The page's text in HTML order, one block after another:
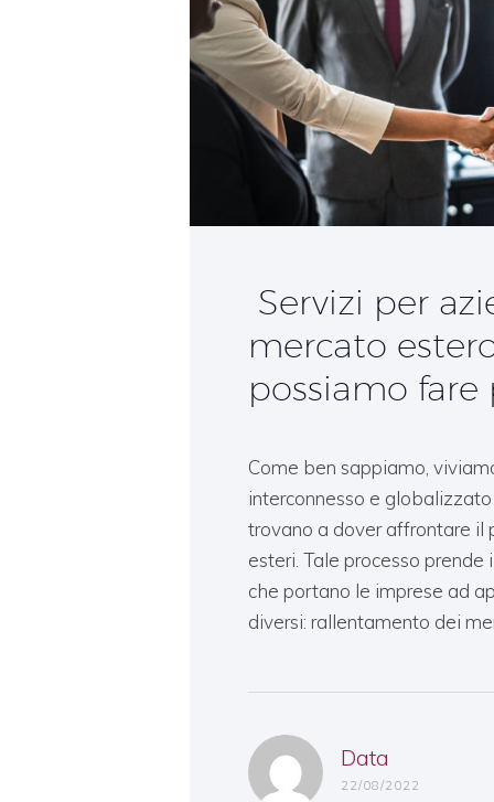
Servizi per
mercato
possiamo
Come ben sappiamo,
interconnesso e
trovano a dover affrontare il
esteri. Tale processo
che portano le imprese ad
diversi: rallentamento dei
Data
22/08/2022